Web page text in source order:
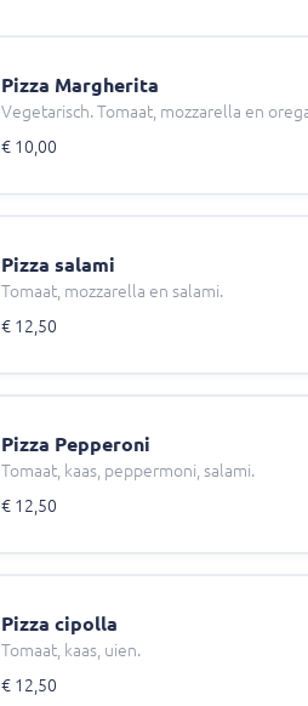
Pizza Margherita
Vegetarisch. Tomaat, mozzarella en
€ 10,00
Pizza salami
Tomaat, mozzarella en salami.
€ 12,50
Pizza Pepperoni
Tomaat, kaas, peppermoni, salami.
€ 12,50
Pizza cipolla
Tomaat, kaas, uien.
€ 12,50